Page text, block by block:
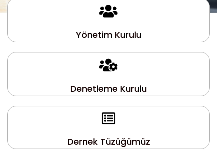
Yönetim Kurulu
Denetleme Kurulu
Dernek Tüzüğümüz